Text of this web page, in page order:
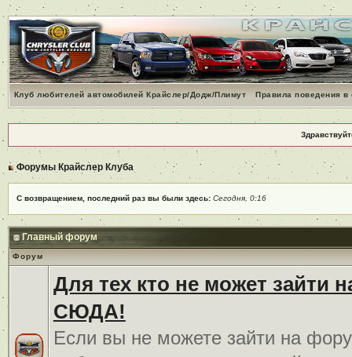
Клуб любителей автомобилей Крайслер/Додж/Плимут Правила поведения
Форумы Крайслер Клуба
С возвращением, последний раз вы были здесь: Сегодня, 0:16
Главный форум
Форум
Для тех кто не может зайти
СЮДА!
Если вы не можете зайти на